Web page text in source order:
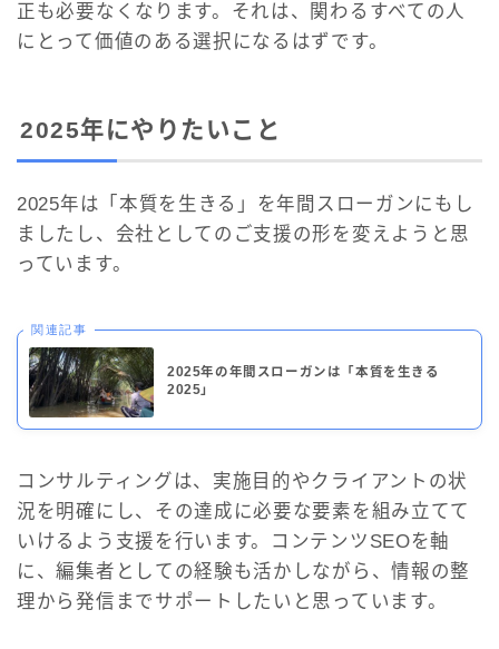
正も必要なくなります。それは、関わるすべての人
にとって価値のある選択になるはずです。
2025年にやりたいこと
2025年は「本質を生きる」を年間スローガンにもし
ましたし、会社としてのご支援の形を変えようと思
っています。
関連記事
2025年の年間スローガンは「本質を生きる
2025」
コンサルティングは、実施目的やクライアントの状
況を明確にし、その達成に必要な要素を組み立てて
いけるよう支援を行います。コンテンツSEOを軸
に、編集者としての経験も活かしながら、情報の整
理から発信までサポートしたいと思っています。